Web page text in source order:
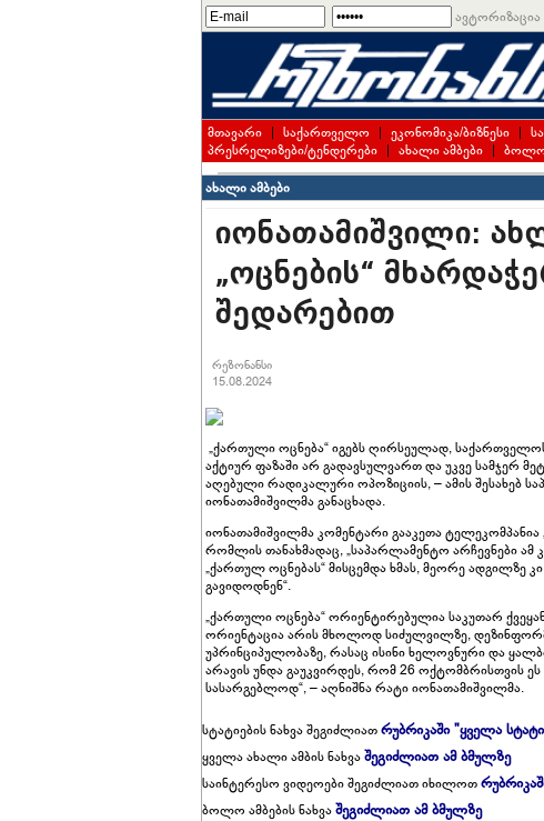
ავტორიზაცია
მთავარი | საქართველო | ეკონომიკა/ბიზნესი |
პრესრელიზები/ტენდერები | ახალი ამბები | ბოლო
ახალი ამბები
იონათამიშვილი:
„ოცნების“
შედარებით
რეზონანსი
15.08.2024
„ქართული ოცნება“ იგებს ღირსეულად,
აქტიურ ფაზაში არ გადავსულვართ და უკვე სამჯერ
აღებული რადიკალური ოპოზიციის, – ამის შესახებ
იონათამიშვილმა განაცხადა.
იონათამიშვილმა კომენტარი გააკეთა
რომლის თანახმადაც, „საპარლამენტო არჩევნები
„ქართულ ოცნებას“ მისცემდა ხმას, მეორე ადგილზე
გავიდოდნენ“.
„ქართული ოცნება“ ორიენტირებულია საკუთარ
ორიენტაცია არის მხოლოდ სიძულვილზე,
უპრინციპულობაზე, რასაც ისინი ხელოვნური და
არავის უნდა გაუკვირდეს, რომ 26 ოქტომბრისთვის
სასარგებლოდ“, – აღნიშნა რატი იონათამიშვილმა.
სტატიების ნახვა შეგიძლიათრუბრიკაში "ყველა
ყველა ახალი ამბის ნახვაშეგიძლიათ ამ ბმულზე
საინტერესო ვიდეოები შეგიძლიათ იხილოთ
ბოლო ამბების ნახვაშეგიძლიათ ამ ბმულზე